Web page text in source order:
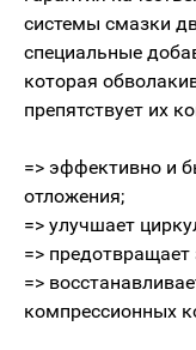
системы смазки
специальные
которая
препятствует их
=> эффективно и
отложения;
=> улучшает
=>
=>
компрессионных